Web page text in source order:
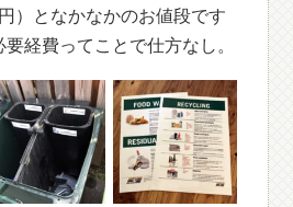
）となかなかのお値段です
経費ってことで仕方なし。